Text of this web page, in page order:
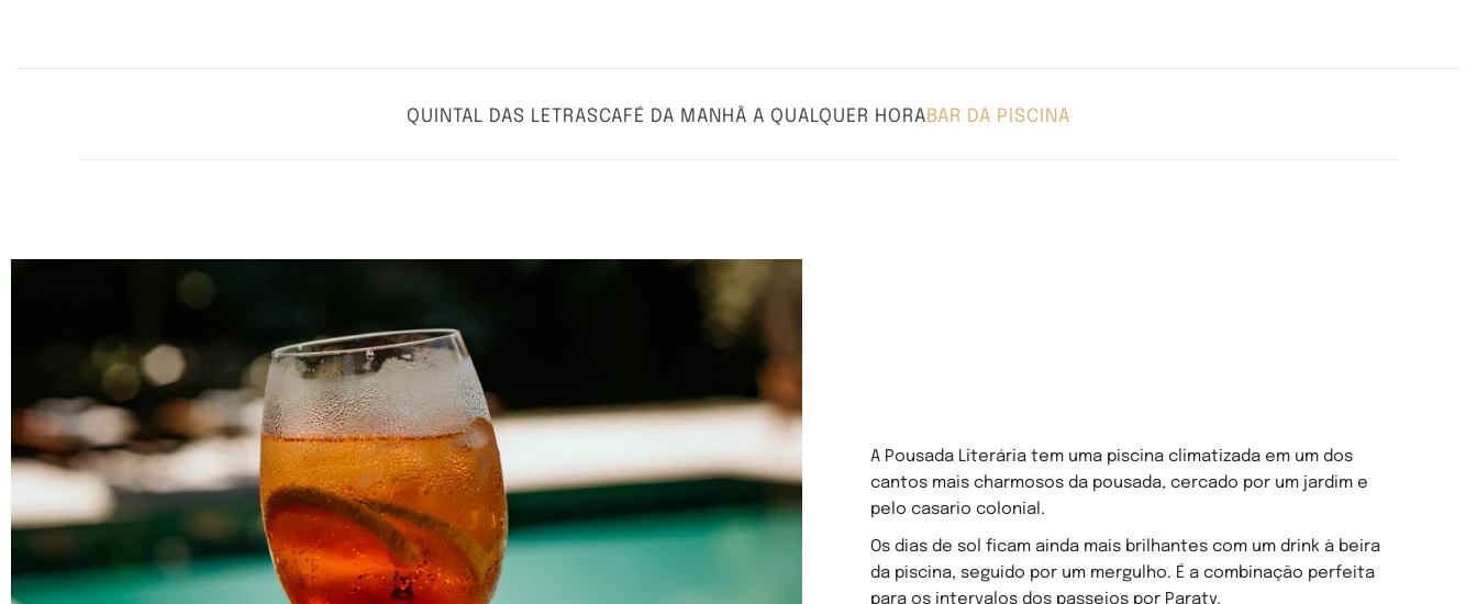
QUINTAL DAS LETRASCAFÉ DA MANHÃ A QUALQUER HORABAR DA PISCINA
A Pousada Literária tem uma piscina climatizada em um dos
cantos mais charmosos da pousada, cercado por um jardim e
pelo casario colonial.
Os dias de sol ficam ainda mais brilhantes com um drink à beira
da piscina, seguido por um mergulho. É a combinação perfeita
para os intervalos dos passeios por Paraty.